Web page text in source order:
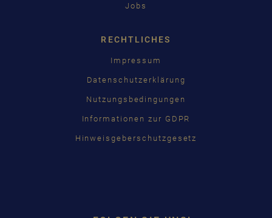
Jobs
RECHTLICHES
Impressum
Datenschutzerklärung
Nutzungsbedingungen
Informationen zur GDPR
Hinweisgeberschutzgesetz